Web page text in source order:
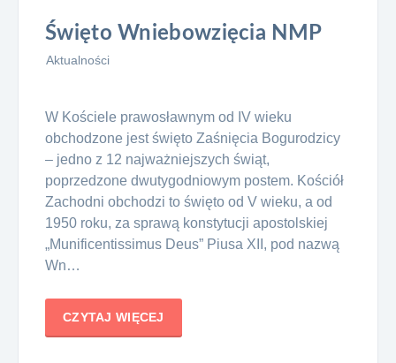
Święto Wniebowzięcia NMP
Aktualności
W Kościele prawosławnym od IV wieku
obchodzone jest święto Zaśnięcia Bogurodzicy
– jedno z 12 najważniejszych świąt,
poprzedzone dwutygodniowym postem. Kościół
Zachodni obchodzi to święto od V wieku, a od
1950 roku, za sprawą konstytucji apostolskiej
„Munificentissimus Deus” Piusa XII, pod nazwą
Wn…
CZYTAJ WIĘCEJ